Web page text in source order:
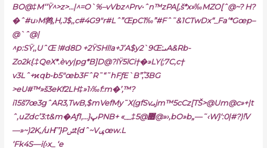
BO@‡M‘‘Ÿ^>z>…|^=O`%–vVbz^Prv•ˆn™zPA[‚š*x»‰MZO[ˆ@~? H?
�ˆ#u›M鹁‚H‚J$‚,с#4G9″r#Lˆ”ŒpC1‰”#Fˆ˜&1CTwDx“_Fa‘*Gœp–
@`ˆ@|
^p:SŸ‚,UˆŒ !#d8D +2ŸSHl!a+J’A$y2`9Œ:ܝA&Rb-
Zo2k{.‡QeX*.èvy|pg*B]D@?lŸ5lCi†�»LY(;7C‚c†
v3Lˆ+ϰqb•b5″œb3FˆR˜“˜hFƒE`B”‚̐3BG
>eU#™»š3eKf2LH‡»1›‰f:m�’,™?
i15š7œ3gˆAR3‚TwB,$mVefMy˜X(gfSvܝjm™5cCz[TŠ>@Um@c»+|t
ˆ‚uZdc’3:t&m�Aƒ1‚…}پPNB+ «__‡޿@5@»›‚bO»b„—˜‹W}‘:0|#?)߳!V
—»~)2K,/uҤ’}Pݽt{dˆ~Vݷœw.L
‘Fk4S—i(›x_ ‘e